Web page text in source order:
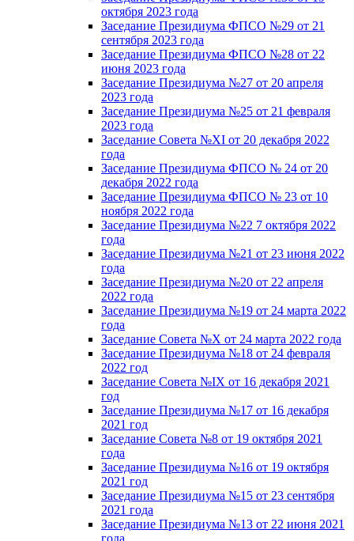
октября 2023 года
Заседание Президиума ФПСО №29 от 21
сентября 2023 года
Заседание Президиума ФПСО №28 от 22
июня 2023 года
Заседание Президиума №27 от 20 апреля
2023 года
Заседание Президиума №25 от 21 февраля
2023 года
Заседание Совета №XI от 20 декабря 2022
года
Заседание Президиума ФПСО № 24 от 20
декабря 2022 года
Заседание Президиума ФПСО № 23 от 10
ноября 2022 года
Заседание Президиума №22 7 октября 2022
года
Заседание Президиума №21 от 23 июня 2022
года
Заседание Президиума №20 от 22 апреля
2022 года
Заседание Президиума №19 от 24 марта 2022
года
Заседание Совета №X от 24 марта 2022 года
Заседание Президиума №18 от 24 февраля
2022 год
Заседание Совета №IX от 16 декабря 2021
год
Заседание Президиума №17 от 16 декабря
2021 год
Заседание Совета №8 от 19 октября 2021
года
Заседание Президиума №16 от 19 октября
2021 год
Заседание Президиума №15 от 23 сентября
2021 года
Заседание Президиума №13 от 22 июня 2021
года